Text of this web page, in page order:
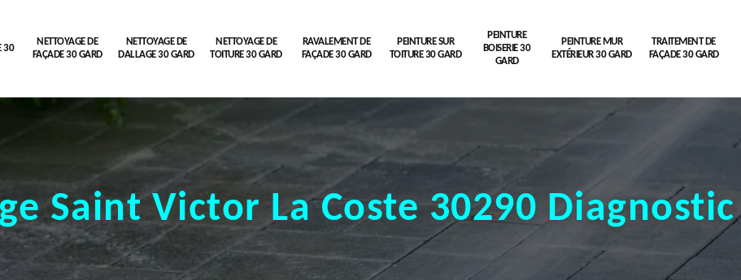
30
NETTOYAGE DE
FAÇADE 30 GARD
NETTOYAGE DE
DALLAGE 30 GARD
NETTOYAGE DE
TOITURE 30 GARD
RAVALEMENT DE
FAÇADE 30 GARD
PEINTURE SUR
TOITURE 30 GARD
PEINTURE
BOISERIE 30
GARD
PEINTURE MUR
EXTÉRIEUR 30 GARD
TRAITEMENT DE
FAÇADE 30 GARD
Saint Victor La Coste 30290 Diagnostic